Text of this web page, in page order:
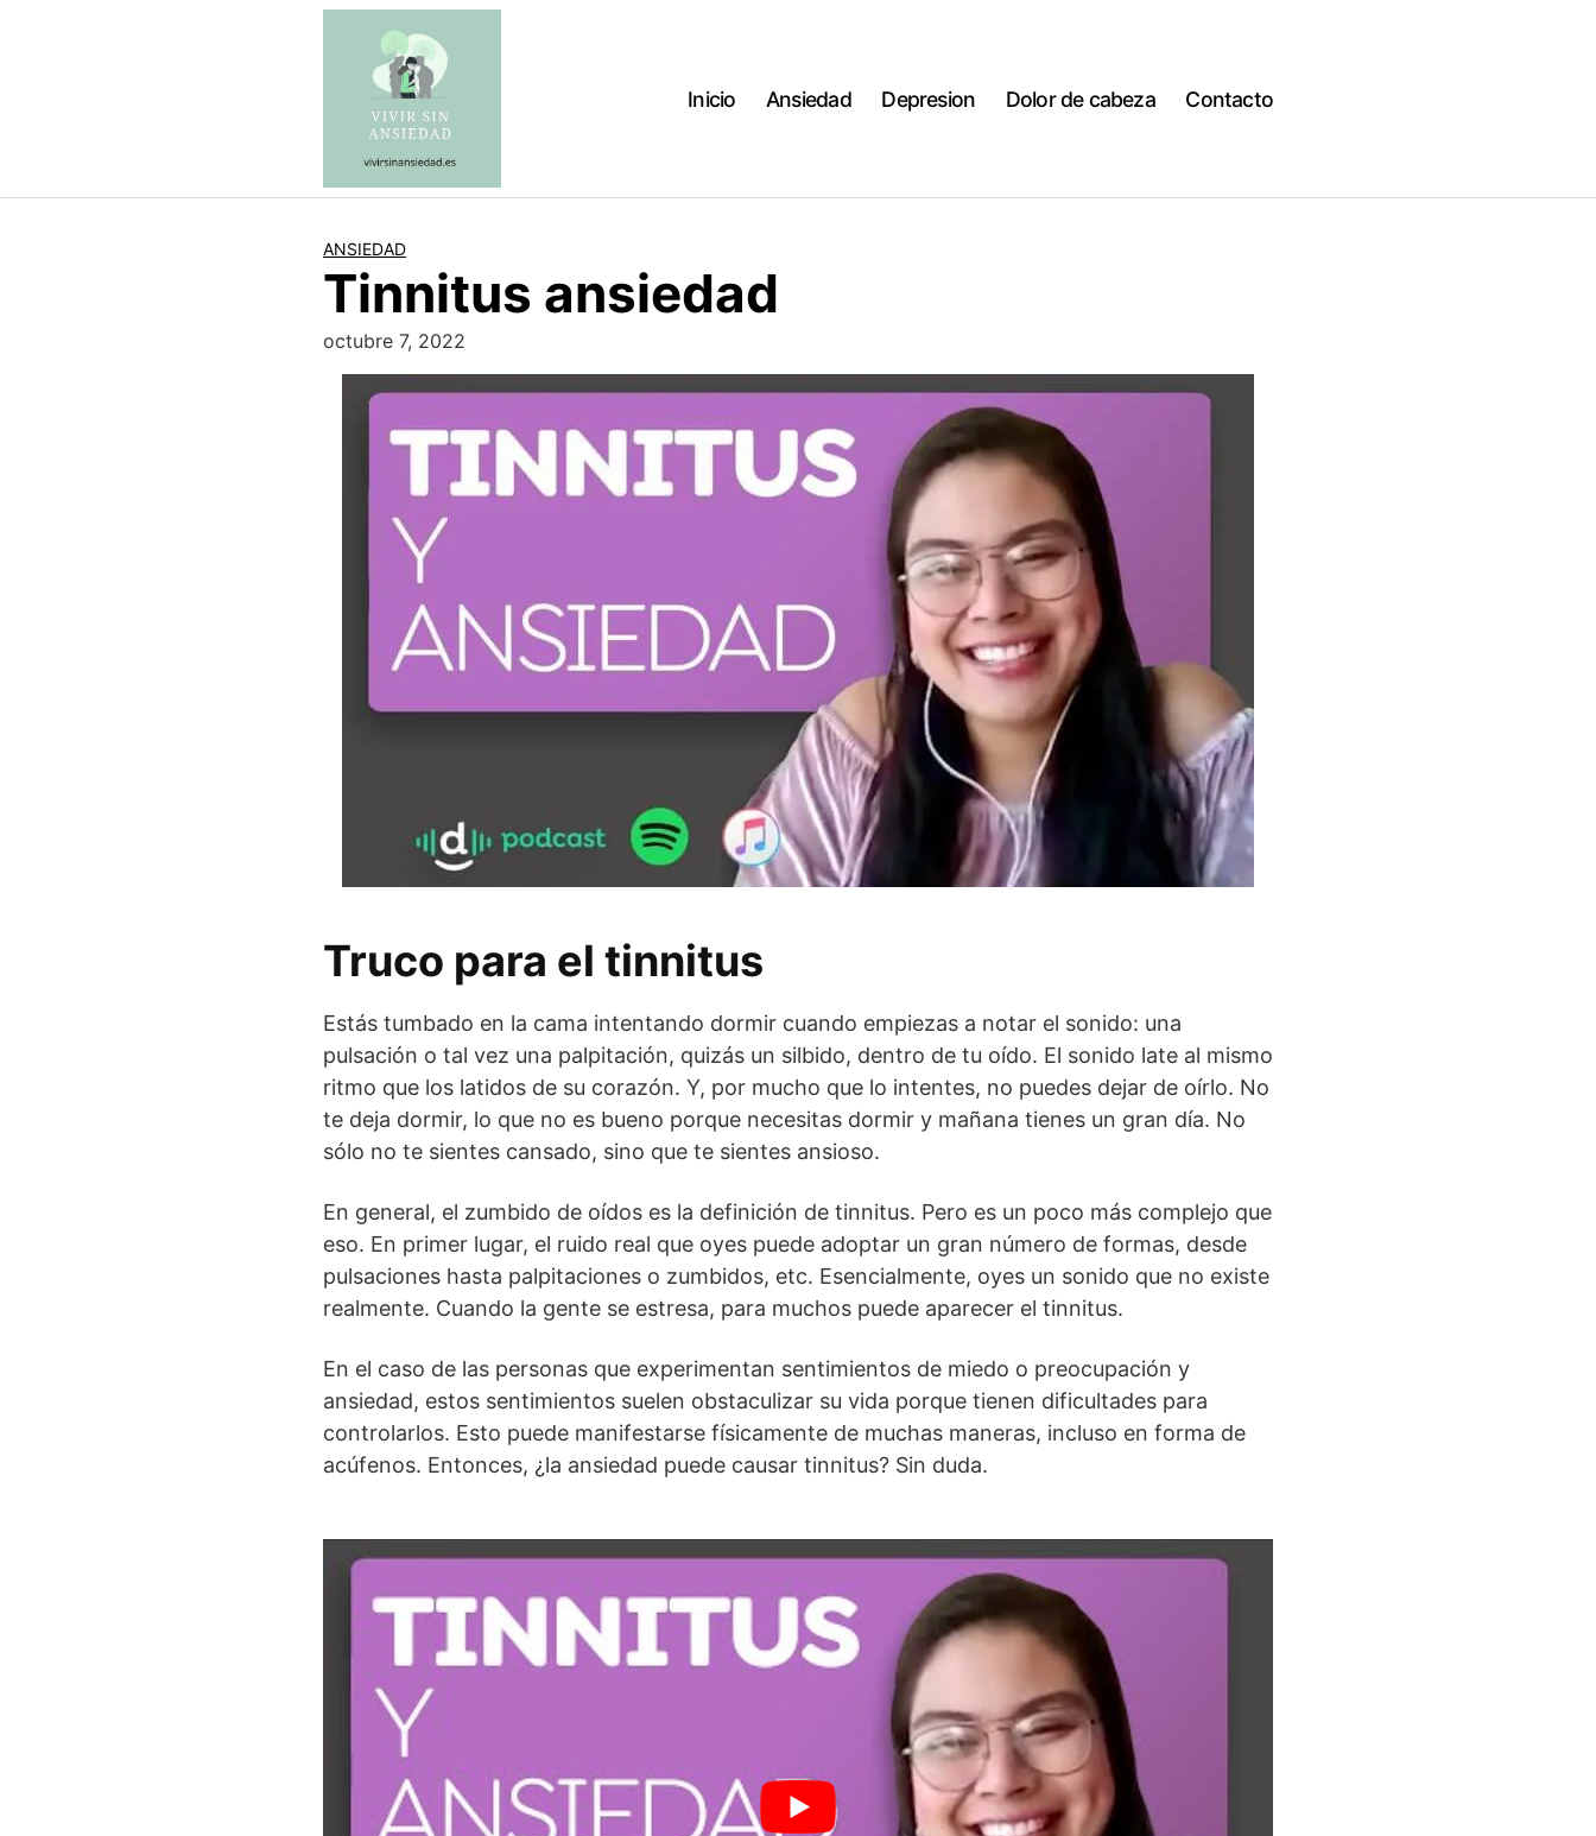
Inicio Ansiedad Depresion Dolor de cabeza Contacto
ANSIEDAD
Tinnitus ansiedad
octubre 7, 2022
Truco para el tinnitus
Estás tumbado en la cama intentando dormir cuando empiezas a notar el sonido: una
pulsación o tal vez una palpitación, quizás un silbido, dentro de tu oído. El sonido late al mismo
ritmo que los latidos de su corazón. Y, por mucho que lo intentes, no puedes dejar de oírlo. No
te deja dormir, lo que no es bueno porque necesitas dormir y mañana tienes un gran día. No
sólo no te sientes cansado, sino que te sientes ansioso.
En general, el zumbido de oídos es la definición de tinnitus. Pero es un poco más complejo que
eso. En primer lugar, el ruido real que oyes puede adoptar un gran número de formas, desde
pulsaciones hasta palpitaciones o zumbidos, etc. Esencialmente, oyes un sonido que no existe
realmente. Cuando la gente se estresa, para muchos puede aparecer el tinnitus.
En el caso de las personas que experimentan sentimientos de miedo o preocupación y
ansiedad, estos sentimientos suelen obstaculizar su vida porque tienen dificultades para
controlarlos. Esto puede manifestarse físicamente de muchas maneras, incluso en forma de
acúfenos. Entonces, ¿la ansiedad puede causar tinnitus? Sin duda.